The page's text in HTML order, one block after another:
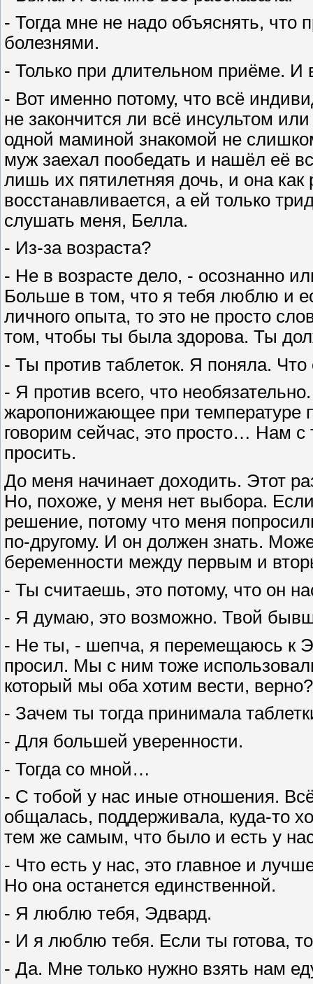
- Тогда мне не надо объяснять, что
болезнями.
- Только при длительном приёме. И
- Вот именно потому, что всё
не закончится ли всё инсультом
одной маминой знакомой не
муж заехал пообедать и нашёл её
лишь их пятилетняя дочь, и она
восстанавливается, а ей только
слушать меня, Белла.
- Из-за возраста?
- Не в возрасте дело, - осознанно
Больше в том, что я тебя люблю и
личного опыта, то это не просто
том, чтобы ты была здорова. Ты
- Ты против таблеток. Я поняла.
- Я против всего, что
жаропонижающее при температуре
говорим сейчас, это просто… Нам с
просить.
До меня начинает доходить. Этот
Но, похоже, у меня нет выбора.
решение, потому что меня
по-другому. И он должен знать.
беременности между первым и
- Ты считаешь, это потому, что он
- Я думаю, это возможно. Твой
- Не ты, - шепча, я перемещаюсь к
просил. Мы с ним тоже
который мы оба хотим вести, верно?
- Зачем ты тогда принимала
- Для большей уверенности.
- Тогда со мной…
- С тобой у нас иные отношения.
общалась, поддерживала, куда-то
тем же самым, что было и есть у
- Что есть у нас, это главное и
Но она останется единственной.
- Я люблю тебя, Эдвард.
- И я люблю тебя. Если ты готова,
- Да. Мне только нужно взять нам